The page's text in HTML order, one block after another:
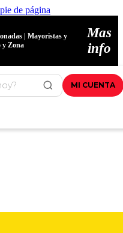
de página
| Mayoristas y
y Zona
Mas
info
MI CUENTA